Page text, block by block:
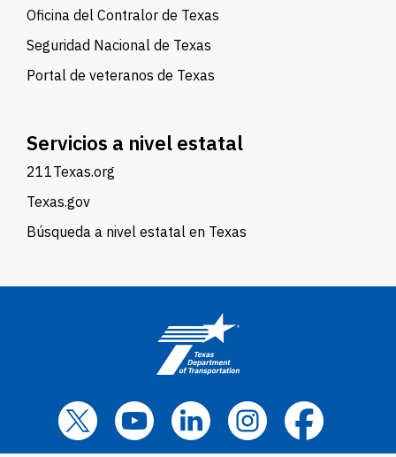
Oficina del Contralor de Texas
Seguridad Nacional de Texas
Portal de veteranos de Texas
Servicios a nivel estatal
211Texas.org
Texas.gov
Búsqueda a nivel estatal en Texas